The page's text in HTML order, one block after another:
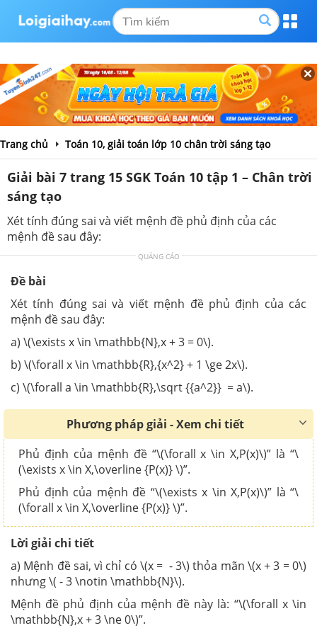
Trang chủ Toán 10, giải toán lớp 10 chân trời sáng tạo
Giải bài 7 trang 15 SGK Toán 10 tập 1 – Chân trời
sáng tạo
Xét tính đúng sai và viết mệnh đề phủ định của các
mệnh đề sau đây:
QUẢNG CÁO
Đề bài
Xét tính đúng sai và viết mệnh đề phủ định của các
mệnh đề sau đây:
a) \(\exists x \in \mathbb{N},x + 3 = 0\).
b) \(\forall x \in \mathbb{R},{x^2} + 1 \ge 2x\).
c) \(\forall a \in \mathbb{R},\sqrt {{a^2}} = a\).
Phương pháp giải - Xem chi tiết
Phủ định của mệnh đề “\(\forall x \in X,P(x)\)” là “\
(\exists x \in X,\overline {P(x)} \)”.
Phủ định của mệnh đề “\(\exists x \in X,P(x)\)” là “\
(\forall x \in X,\overline {P(x)} \)”.
Lời giải chi tiết
a) Mệnh đề sai, vì chỉ có \(x = - 3\) thỏa mãn \(x + 3 = 0\)
nhưng \( - 3 \notin \mathbb{N}\).
Mệnh đề phủ định của mệnh đề này là: “\(\forall x \in
\mathbb{N},x + 3 \ne 0\)”.